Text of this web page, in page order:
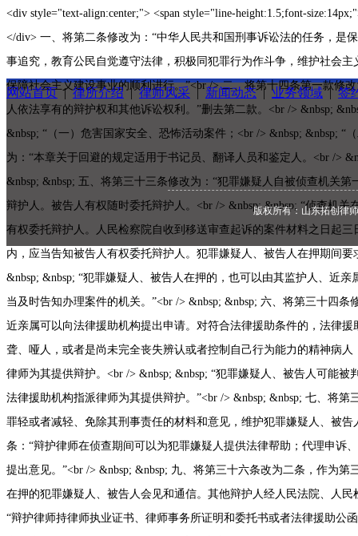
网站首页|律所介绍 |律师风采 |新闻动态| 业务领域|签
版权所有：山东拓创律